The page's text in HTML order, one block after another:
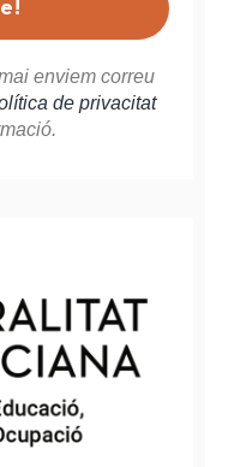
enviem correu
de privacitat